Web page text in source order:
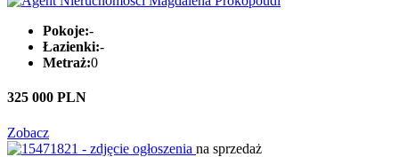
Pokoje:-
Łazienki:-
Metraż:0
325 000 PLN
Zobacz
na sprzedaż